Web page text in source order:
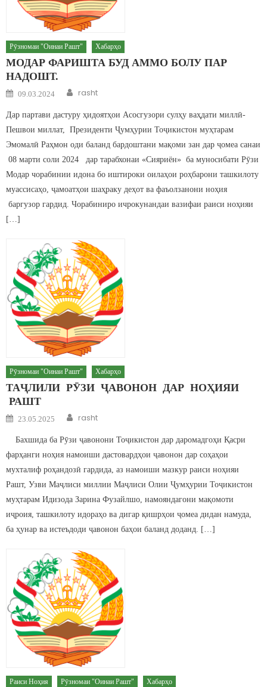
Рӯзномаи "Оинаи Рашт" Хабарҳо
МОДАР ФАРИШТА БУД АММО БОЛУ ПАР
НАДОШТ.
Posted on
09.03.2024 Author
rasht
Дар партави дастуру ҳидоятҳои Асосгузори сулҳу ваҳдати миллӣ-
Пешвои миллат, Президенти Ҷумҳурии Тоҷикистон муҳтарам
Эмомалӣ Раҳмон оди баланд бардоштани мақоми зан дар ҷомеа санаи
08 марти соли 2024 дар тарабхонаи «Сияриён» ба муносибати Рӯзи
Модар чорабинии идона бо иштироки оилаҳои роҳбарони ташкилоту
муассисаҳо, ҷамоатҳои шаҳраку деҳот ва фаъолзанони ноҳия
баргузор гардид. Чорабиниро ичрокунандаи вазифаи раиси ноҳияи
[…]
Рӯзномаи "Оинаи Рашт" Хабарҳо
ТАҶЛИЛИ РӮЗИ ҶАВОНОН ДАР НОҲИЯИ
РАШТ
Posted on
23.05.2025 Author
rasht
Бахшида ба Рӯзи ҷавонони Тоҷикистон дар даромадгоҳи Қасри
фарҳанги ноҳия намоиши дастовардҳои ҷавонон дар соҳаҳои
мухталиф роҳандозӣ гардида, аз намоиши мазкур раиси ноҳияи
Рашт, Узви Маҷлиси миллии Маҷлиси Олии Ҷумҳурии Тоҷикистон
муҳтарам Идизода Зарина Фузайлшо, намояндагони мақомоти
иҷроия, ташкилоту идораҳо ва дигар қишрҳои ҷомеа дидан намуда,
ба ҳунар ва истеъдоди ҷавонон баҳои баланд доданд. […]
Раиси Ноҳия Рӯзномаи "Оинаи Рашт" Хабарҳо